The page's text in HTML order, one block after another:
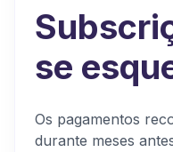
se
Os pagamentos
durante meses